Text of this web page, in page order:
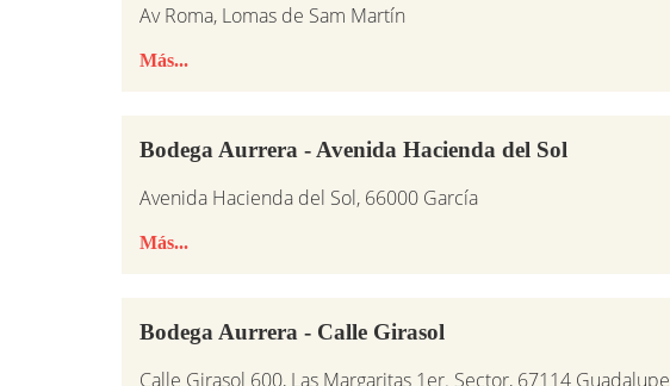
Av Roma, Lomas de Sam Martín
Más...
Bodega Aurrera - Avenida Hacienda del Sol
Avenida Hacienda del Sol, 66000 García
Más...
Bodega Aurrera - Calle Girasol
Calle Girasol 600, Las Margaritas 1er. Sector, 67114 Guadalupe